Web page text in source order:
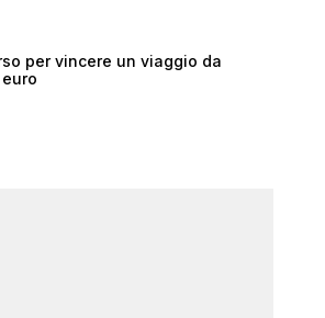
per vincere un viaggio da